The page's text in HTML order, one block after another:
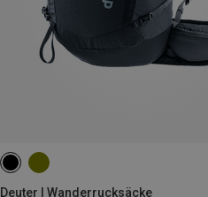
Deuter | Wanderrucksäcke
19L